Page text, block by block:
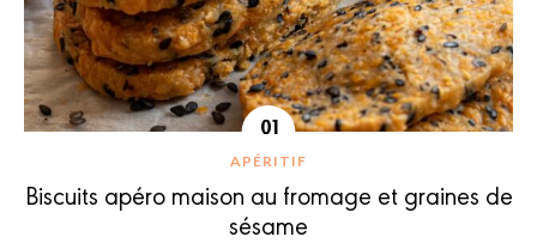
APÉRITIF
Biscuits apéro maison au fromage et graines de
sésame